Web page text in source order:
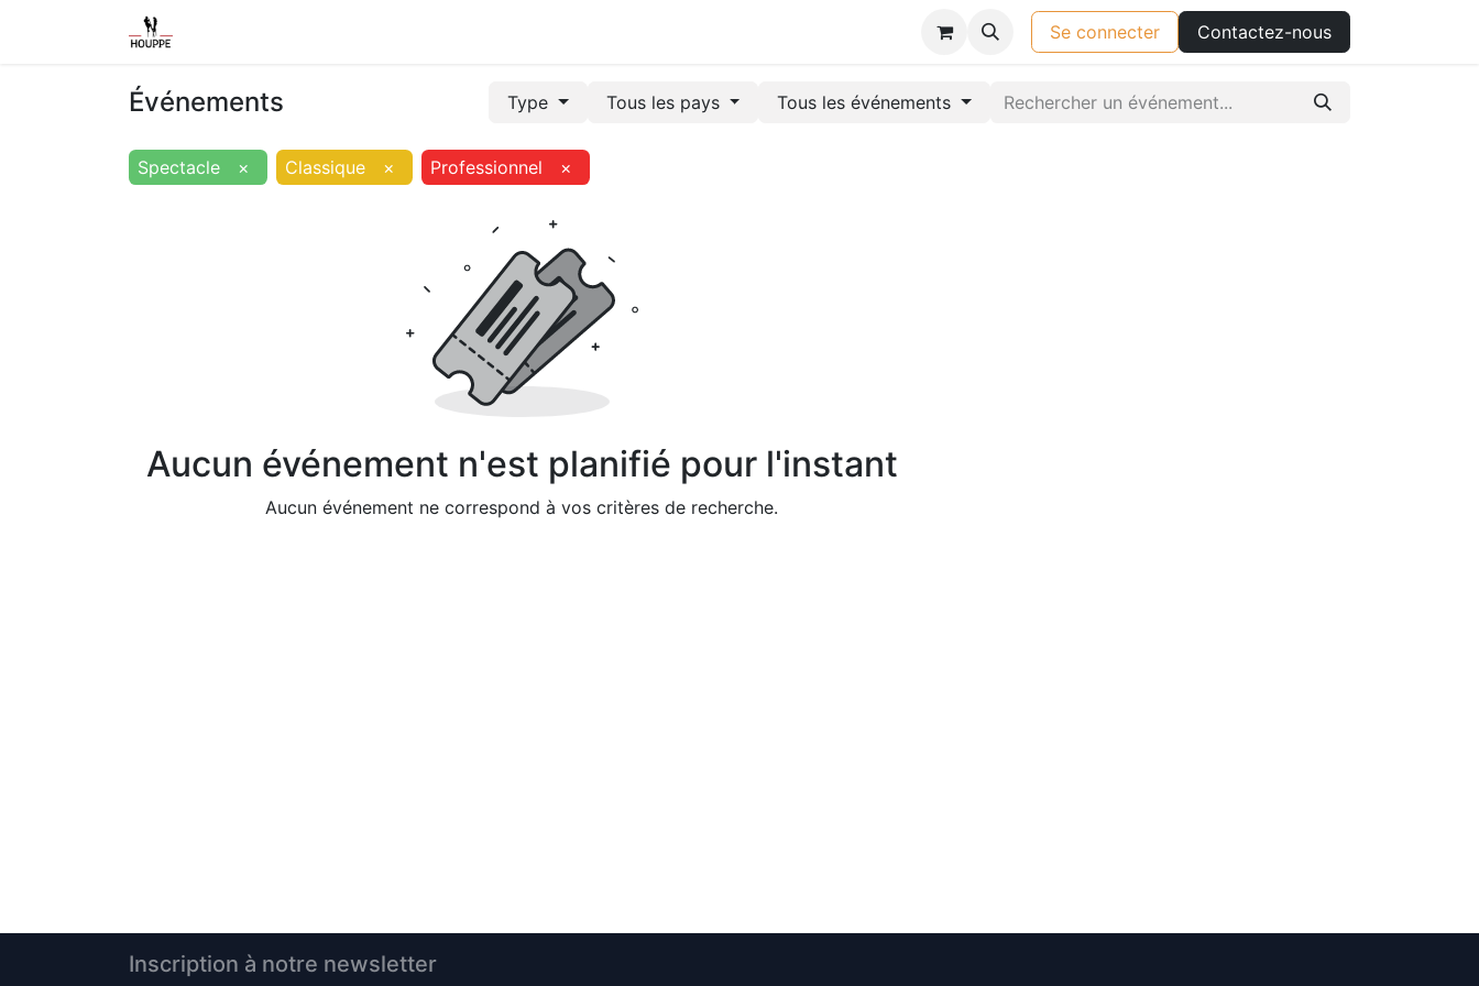
Se connecter Contactez-nous
Événements Type Tous les pays Tous les événements
Spectacle × Classique × Professionnel ×
Aucun événement n'est planifié pour l'instant
Aucun événement ne correspond à vos critères de recherche.
Inscription à notre newsletter